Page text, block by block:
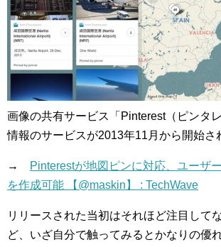
画像の共有サービス「Pinterest（ピンタ
情報のサービスが2013年11月から開始さ
→
Pinterestが地図ピンに対応、ユーザ
を作成可能 【@maskin】 : TechWave
リリースされた当初はそれほど注目して
ど、いざ自分で触ってみるとかなりの優